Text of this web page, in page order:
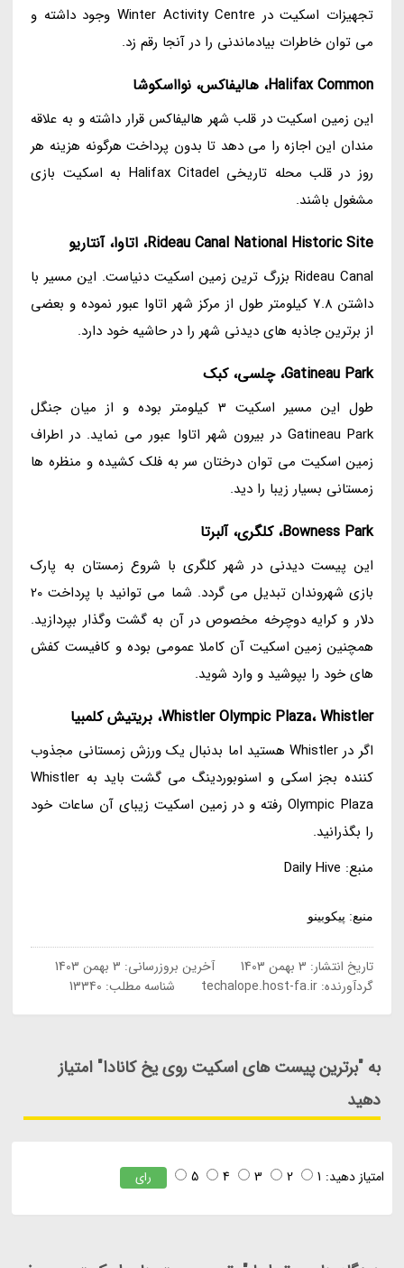
تجهیزات اسکیت در Winter Activity Centre وجود داشته و
می توان خاطرات بیادماندنی را در آنجا رقم زد.
Halifax Common، هالیفاکس، نوااسکوشا
این زمین اسکیت در قلب شهر هالیفاکس قرار داشته و به علاقه
مندان این اجازه را می دهد تا بدون پرداخت هرگونه هزینه هر
روز در قلب محله تاریخی Halifax Citadel به اسکیت بازی
مشغول باشند.
Rideau Canal National Historic Site، اتاوا، آنتاریو
Rideau Canal بزرگ ترین زمین اسکیت دنیاست. این مسیر با
داشتن 7.8 کیلومتر طول از مرکز شهر اتاوا عبور نموده و بعضی
از برترین جاذبه های دیدنی شهر را در حاشیه خود دارد.
Gatineau Park، چلسی، کبک
طول این مسیر اسکیت 3 کیلومتر بوده و از میان جنگل
Gatineau Park در بیرون شهر اتاوا عبور می نماید. در اطراف
زمین اسکیت می توان درختان سر به فلک کشیده و منظره ها
زمستانی بسیار زیبا را دید.
Bowness Park، کلگری، آلبرتا
این پیست دیدنی در شهر کلگری با شروع زمستان به پارک
بازی شهروندان تبدیل می گردد. شما می توانید با پرداخت 20
دلار و کرایه دوچرخه مخصوص در آن به گشت وگذار بپردازید.
همچنین زمین اسکیت آن کاملا عمومی بوده و کافیست کفش
های خود را بپوشید و وارد شوید.
Whistler Olympic Plaza، Whistler، بریتیش کلمبیا
اگر در Whistler هستید اما بدنبال یک ورزش زمستانی مجذوب
کننده بجز اسکی و اسنوبوردینگ می گشت باید به Whistler
Olympic Plaza رفته و در زمین اسکیت زیبای آن ساعات خود
را بگذرانید.
منبع: Daily Hive
منبع: پیکوبینو
تاریخ انتشار: 3 بهمن 1403 آخرین بروزرسانی: 3 بهمن 1403
گردآورنده:techalope.host-fa.ir شناسه مطلب: 13340
به "برترین پیست های اسکیت روی یخ کانادا" امتیاز
دهید
امتیاز دهید: 1
2
3
4
5 رای